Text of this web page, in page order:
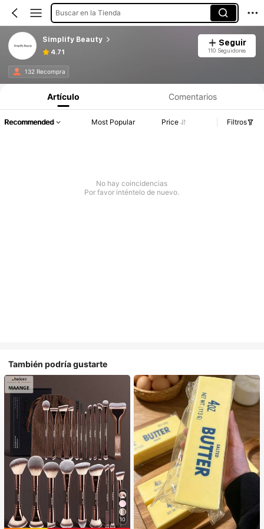
Buscar en la Tienda
Simplify Beauty
4.71
Seguir
110 Seguidores
132 Recompra
Artículo Comentarios
Recommended Most Popular Price Filtros
No hay coincidencias
Por favor inténtelo de nuevo.
También podría gustarte
10